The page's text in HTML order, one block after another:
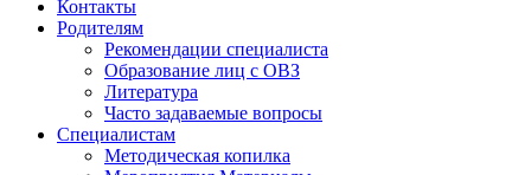
Контакты
Родителям
Рекомендации специалиста
Образование лиц с ОВЗ
Литература
Часто задаваемые вопросы
Специалистам
Методическая копилка